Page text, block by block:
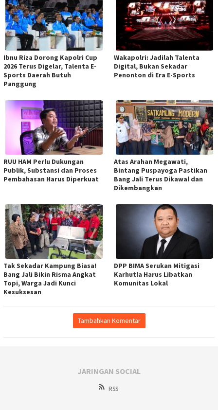
Ibnu Riza Dorong Kapolri Cup
2026 Terus Digelar, Talenta E-
Sports Daerah Butuh
Panggung
Wakapolri: Jadilah Talenta
Digital, Bukan Sekadar
Penonton di Era E-Sports
RUU HAM Perlu Dukungan
Publik, Substansi dan Proses
Pembahasan Harus Diperkuat
Atas Arahan Megawati,
Bintang Puspayoga Pastikan
Bang Jali Terus Dikawal dan
Dikembangkan
Tak Sekadar Kampung Biasa!
Bang Jali Bikin Risma Angkat
Topi, Warga Jadi Kunci
Kesuksesan
DPP BIMA Serukan Mitigasi
Karhutla Harus Libatkan
Komunitas Lokal
Tambahkan Komentar
JARINGAN SOCIAL
RSS